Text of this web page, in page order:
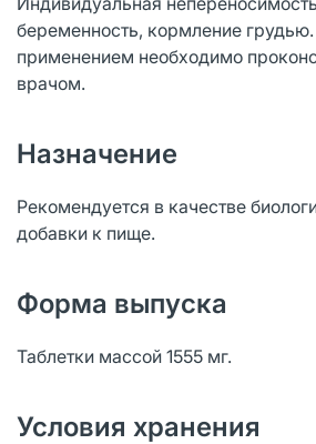
беременность, кормление
применением необходимо
врачом.
Назначение
Рекомендуется в качестве
добавки к пище.
Форма выпуска
Таблетки массой 1555 мг.
Условия хранения